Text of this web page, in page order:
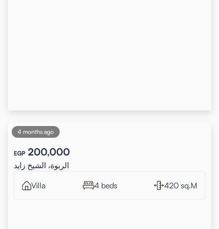
4 months ago
EGP 200,000
الربوة، الشيخ زايد
Villa 4 beds 420 sq.M